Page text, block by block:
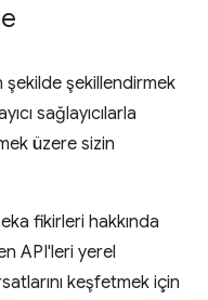
şekilde şekillendirmek
sağlayıcılarla
üzere sizin
fikirleri hakkında
API'leri yerel
keşfetmek için